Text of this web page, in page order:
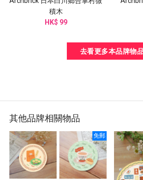
積木
HK$ 99
去看更多本品牌物
其他品牌相關物品
免郵